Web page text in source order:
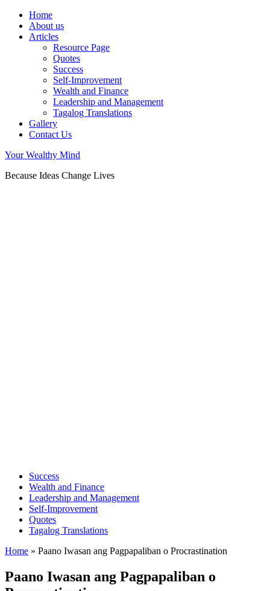
Home
About us
Articles
Resource Page
Quotes
Success
Self-Improvement
Wealth and Finance
Leadership and Management
Tagalog Translations
Gallery
Contact Us
Your Wealthy Mind
Because Ideas Change Lives
Success
Wealth and Finance
Leadership and Management
Self-Improvement
Quotes
Tagalog Translations
Home » Paano Iwasan ang Pagpapaliban o Procrastination
Paano Iwasan ang Pagpapaliban o